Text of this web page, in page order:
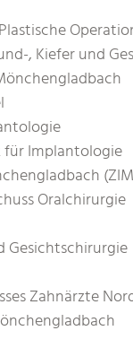
, Kiefer und
für Implantologie
Oralchirurgie
Gesichtschirurgie
Zahnärzte